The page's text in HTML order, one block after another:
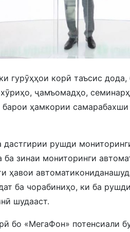
гурӯҳҳои корӣ таъсис
ҷамъомадҳо,
барои ҳамкории
рушди
ба зинаи мониторинги
ҳавои
ба чорабиниҳо, ки ба
шудааст.
бо «МегаФон» потенсиали